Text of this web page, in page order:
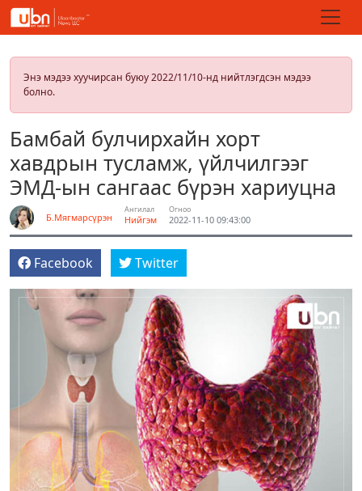
Энэ мэдээ хуучирсан буюу 2022/11/10-нд нийтлэгдсэн мэдээ
болно.
Бамбай булчирхайн хорт
хавдрын тусламж, үйлчилгээг
ЭМД-ын сангаас бүрэн хариуцна
Б.Мягмарсүрэн
Ангилал
Нийгэм
Огноо
2022-11-10 09:43:00
Facebook Twitter